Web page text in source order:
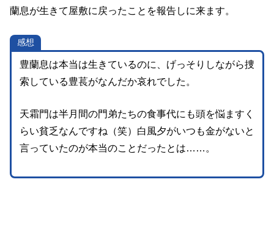
蘭息が生きて屋敷に戻ったことを報告しに来ます。
感想
豊蘭息は本当は生きているのに、げっそりしながら捜
索している豊萇がなんだか哀れでした。
天霜門は半月間の門弟たちの食事代にも頭を悩ますく
らい貧乏なんですね（笑）白風夕がいつも金がないと
言っていたのが本当のことだったとは……。